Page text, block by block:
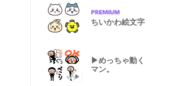
ちいかわ絵文字
▶︎めっちゃ動く
マン。